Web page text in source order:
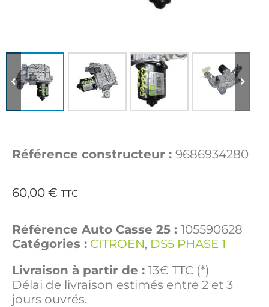
Référence constructeur : 9686934280
60,00 € TTC
Référence Auto Casse 25 : 105590628
Catégories : CITROEN, DS5 PHASE 1
Livraison à partir de : 13€ TTC (*)
Délai de livraison estimés entre 2 et 3
jours ouvrés.